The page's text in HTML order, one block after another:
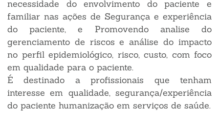
necessidade do envolvimento do paciente e
familiar nas ações de Segurança e experiência
do paciente, e Promovendo analise do
gerenciamento de riscos e análise do impacto
no perfil epidemiológico, risco, custo, com foco
em qualidade para o paciente.
É destinado a profissionais que tenham
interesse em qualidade, segurança/experiência
do paciente humanização em serviços de saúde.